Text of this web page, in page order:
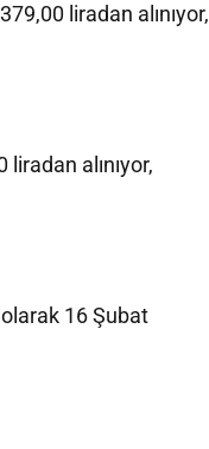
liradan alınıyor,
alınıyor,
olarak 16 Şubat